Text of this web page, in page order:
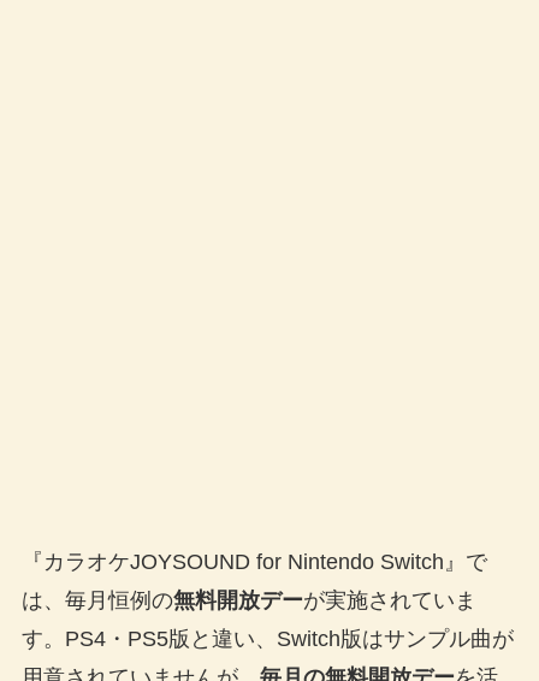
『カラオケJOYSOUND for Nintendo Switch』で
は、毎月恒例の無料開放デーが実施されていま
す。PS4・PS5版と違い、Switch版はサンプル曲が